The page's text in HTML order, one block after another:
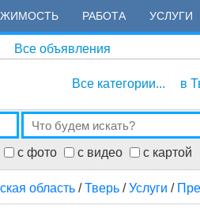
РАБОТА УСЛУГИ
Все объявления
Все категории... в
с фото с видео с картой
область /Тверь /Услуги /